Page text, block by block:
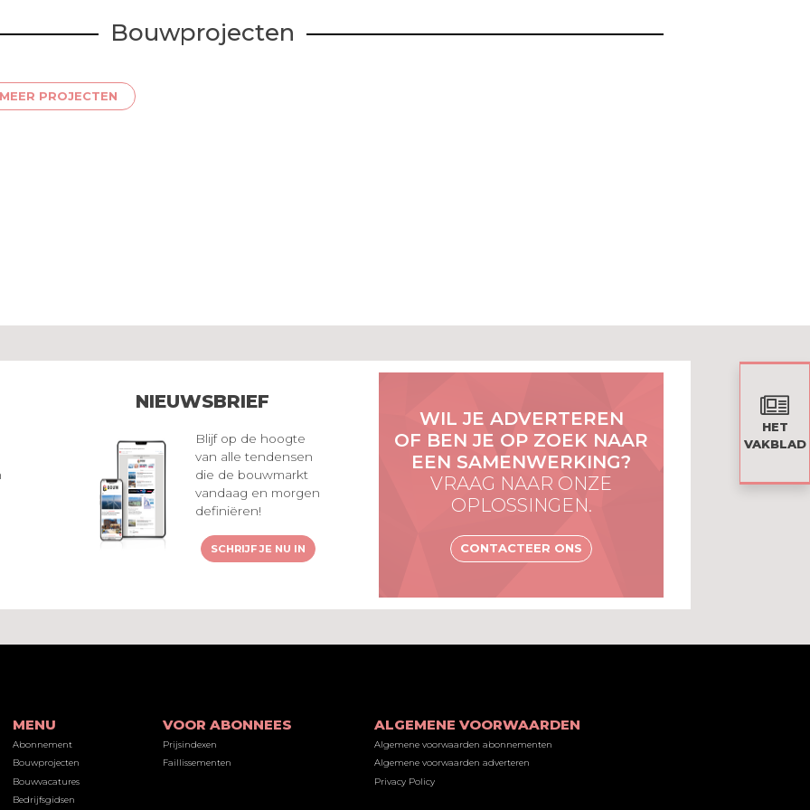
Bouwprojecten
MEER PROJECTEN
HET
VAKBLAD
NIEUWSBRIEF
Blijf op de hoogte
van alle tendensen
die de bouwmarkt
vandaag en morgen
definiëren!
SCHRIJF JE NU IN
WIL JE ADVERTEREN
OF BEN JE OP ZOEK NAAR
EEN SAMENWERKING?
VRAAG NAAR ONZE
OPLOSSINGEN.
CONTACTEER ONS
MENU
Abonnement
Bouwprojecten
Bouwvacatures
Bedrijfsgidsen
VOOR ABONNEES
Prijsindexen
Faillissementen
ALGEMENE VOORWAARDEN
Algemene voorwaarden abonnementen
Algemene voorwaarden adverteren
Privacy Policy